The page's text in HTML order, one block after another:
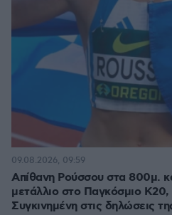
Απίθανη Ρούσσου στα 800μ.
μετάλλιο στο Παγκόσμιο
Συγκινημένη στις δηλώσεις
09.08.2026, 09:59